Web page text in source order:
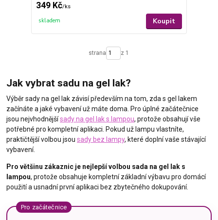
349 Kč/ks
skladem Koupit
strana z 1
Jak vybrat sadu na gel lak?
Výběr sady na gel lak závisí především na tom, zda s gel lakem
začínáte a jaké vybavení už máte doma. Pro úplné začátečnice
jsou nejvhodnějšísady na gel lak s lampou, protože obsahují vše
potřebné pro kompletní aplikaci. Pokud už lampu vlastníte,
praktičtější volbou jsousady bez lampy, které doplní vaše stávající
vybavení.
Pro většinu zákaznic je nejlepší volbou sada na gel lak s
lampou, protože obsahuje kompletní základní výbavu pro domácí
použití a usnadní první aplikaci bez zbytečného dokupování.
Pro začátečnice